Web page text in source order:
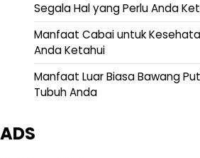
Segala Hal yang Perlu Anda
Manfaat Cabai untuk
Anda Ketahui
Manfaat Luar Biasa Bawang
Tubuh Anda
ADS